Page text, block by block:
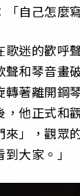
自己怎麼
迷的歡呼
和琴音畫
著離開鋼
他正式和
」，觀眾
大家。」